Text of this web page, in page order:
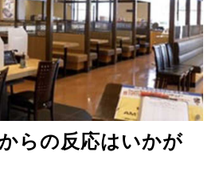
らの反応はいかが